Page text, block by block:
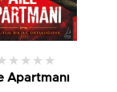
Apartmanı
★ ★ ★ ★